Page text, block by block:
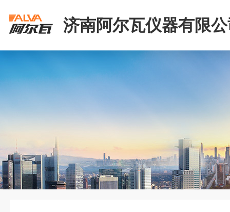
济南阿尔瓦仪器有限